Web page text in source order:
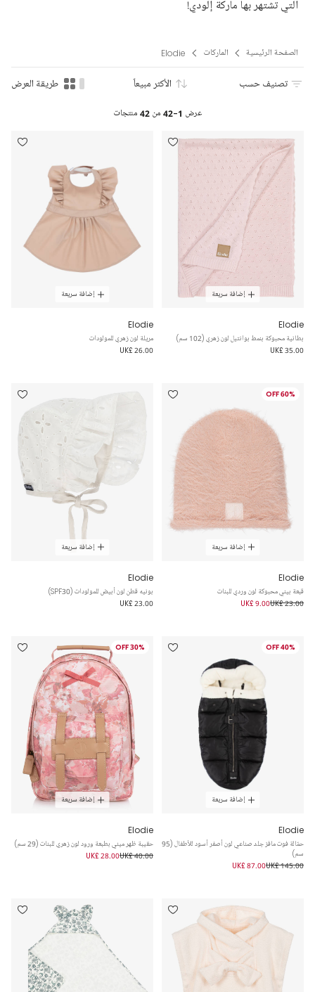
التي تشتهر بها ماركة إلودي!
الصفحة الرئيسية الماركات Elodie
تصنيف حسب الأكثر مبيعاً طريقة العرض
عرض 1-42 من 42 منتجات
إضافة سريعة
Elodie
بطانية محبوكة بنمط بوانتيل لون زهري (102 سم)
UK£ 35.00
إضافة سريعة
Elodie
مريلة لون زهري للمولودات
UK£ 26.00
60% OFF
إضافة سريعة
Elodie
قبعة بيني محبوكة لون وردي للبنات
UK£ 23.00
UK£ 9.00
إضافة سريعة
Elodie
بونيه قطن لون أبيض للمولودات (SPF30)
UK£ 23.00
40% OFF
إضافة سريعة
Elodie
حمّالة فوت مافز جلد صناعي لون أصفر أسود للأطفال (95
سم)
UK£ 145.00
UK£ 87.00
30% OFF
إضافة سريعة
Elodie
حقيبة ظهر ميني بطبعة ورود لون زهري للبنات (29 سم)
UK£ 40.00
UK£ 28.00